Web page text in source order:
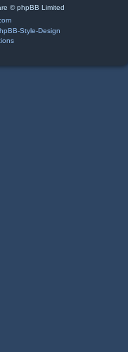
© phpBB Limited
Style-Design